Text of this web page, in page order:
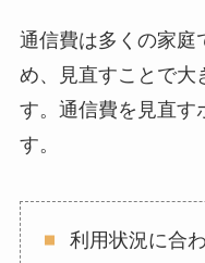
通信費は多くの家庭
め、見直すことで大
す。通信費を見直す
す。
利用状況に合